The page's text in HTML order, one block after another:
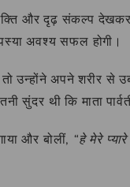
और दृढ़ संकल्प
अवश्य सफल होगी।
तो उन्होंने अपने
थी कि माता
और बोलीं, “हे मेरे